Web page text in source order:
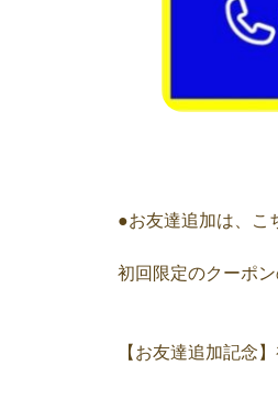
●お友達追加は、こ
初回限定のクーポ
【お友達追加記念